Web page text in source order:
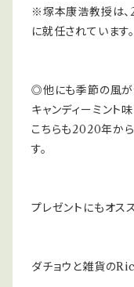
※塚本康浩教授は
に就任されています。
◎他にも季節の風が
キャンディーミント
こちらも2020年か
す。
プレゼントにもオス
ダチョウと雑貨の